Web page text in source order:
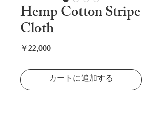
Hemp Cotton Stripe
Cloth
￥22,000価
カートに追加する